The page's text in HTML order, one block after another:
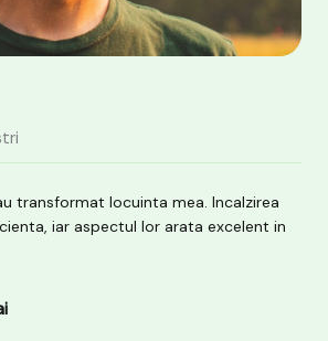
transformat locuinta mea. Incalzirea
iar aspectul lor arata excelent in